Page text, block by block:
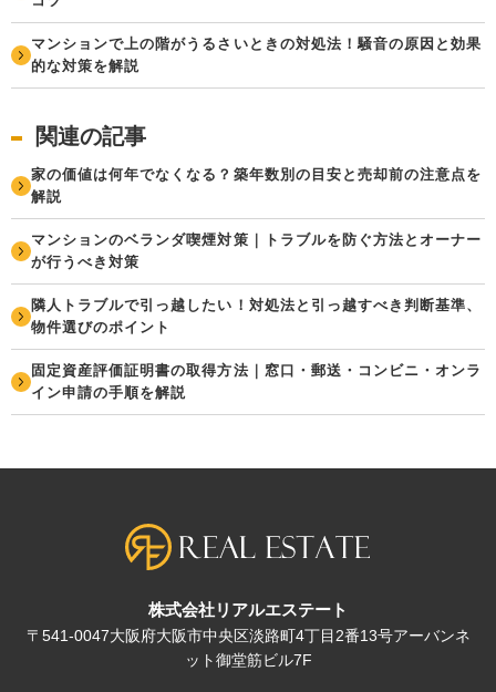
マンションで上の階がうるさいときの対処法！騒音の原因と効果
的な対策を解説
関連の記事
家の価値は何年でなくなる？築年数別の目安と売却前の注意点を
解説
マンションのベランダ喫煙対策｜トラブルを防ぐ方法とオーナー
が行うべき対策
隣人トラブルで引っ越したい！対処法と引っ越すべき判断基準、
物件選びのポイント
固定資産評価証明書の取得方法｜窓口・郵送・コンビニ・オンラ
イン申請の手順を解説
株式会社リアルエステート
〒541-0047大阪府大阪市中央区淡路町4丁目2番13号アーバンネ
ット御堂筋ビル7F